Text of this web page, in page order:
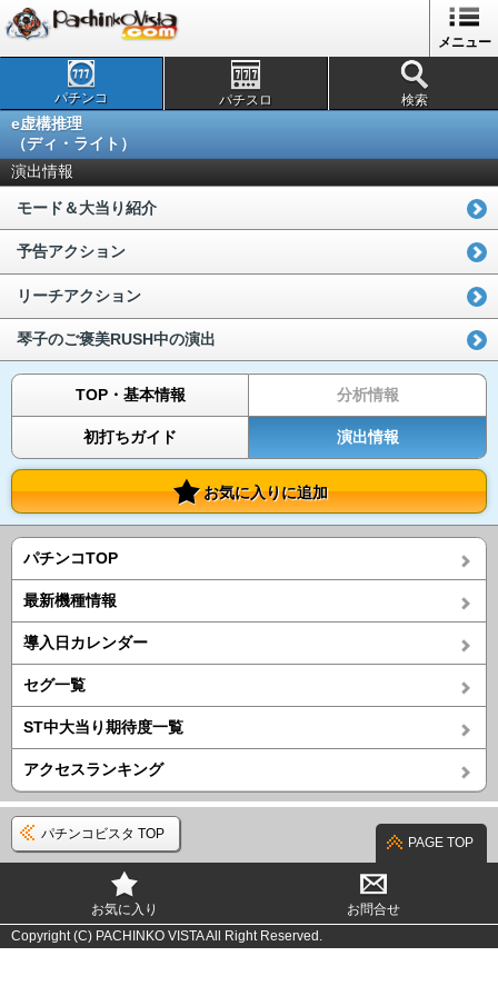
メニュー
パチンコ パチスロ 検索
e虚構推理
（ディ・ライト）
演出情報
モード＆大当り紹介
予告アクション
リーチアクション
琴子のご褒美RUSH中の演出
TOP・基本情報 分析情報
初打ちガイド 演出情報
お気に入りに追加
パチンコTOP
最新機種情報
導入日カレンダー
セグ一覧
ST中大当り期待度一覧
アクセスランキング
パチンコビスタ TOP
PAGE TOP
お気に入り
お問合せ
Copyright (C) PACHINKO VISTA All Right Reserved.